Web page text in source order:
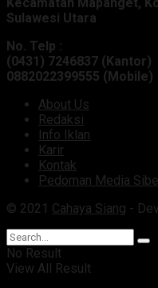
Kecamatan Mapanget,
Sulawesi Utara
No. Telp :
(0431) 7246837 (Kantor)
0882022399555 (Mobile)
About Us
Redaksi
Info Iklan
Karir
Kontak
Pedoman Media
© 2021 Cahaya Siang -
No Result
View All Result